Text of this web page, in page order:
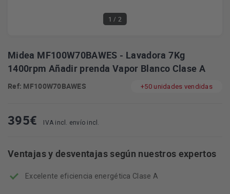
1 / 2
Midea MF100W70BAWES - Lavadora 7Kg
1400rpm Añadir prenda Vapor Blanco Clase A
Ref: MF100W70BAWES +50 unidades vendidas
395€ IVA incl. envío incl.
Ventajas y desventajas según nuestros expertos
Excelente eficiencia energética Clase A